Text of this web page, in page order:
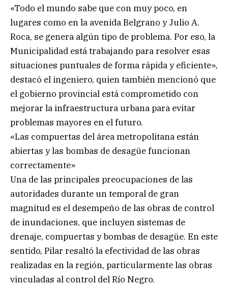
«Todo el mundo sabe que con muy poco, en
lugares como en la avenida Belgrano y Julio A.
Roca, se genera algún tipo de problema. Por eso, la
Municipalidad está trabajando para resolver esas
situaciones puntuales de forma rápida y eficiente»,
destacó el ingeniero, quien también mencionó que
el gobierno provincial está comprometido con
mejorar la infraestructura urbana para evitar
problemas mayores en el futuro.
«Las compuertas del área metropolitana están
abiertas y las bombas de desagüe funcionan
correctamente»
Una de las principales preocupaciones de las
autoridades durante un temporal de gran
magnitud es el desempeño de las obras de control
de inundaciones, que incluyen sistemas de
drenaje, compuertas y bombas de desagüe. En este
sentido, Pilar resaltó la efectividad de las obras
realizadas en la región, particularmente las obras
vinculadas al control del Río Negro.